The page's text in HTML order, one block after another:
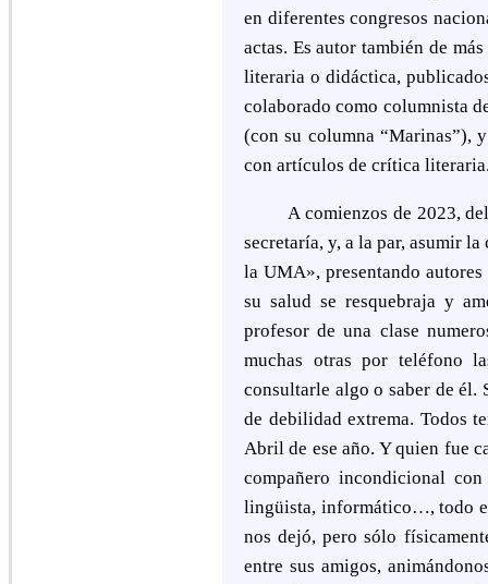
en diferentes congresos
actas. Es autor también de
literaria o didáctica,
colaborado como columnista
(con su columna “Marinas”),
con artículos de crítica
A comienzos de 2023,
secretaría, y, a la par, asumir
la UMA», presentando
su salud se resquebraja y
profesor de una clase
muchas otras por teléfono
consultarle algo o saber de él.
de debilidad extrema. Todos
Abril de ese año. Y quien fue
compañero incondicional
lingüista, informático…, todo
nos dejó, pero sólo
entre sus amigos,